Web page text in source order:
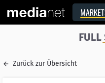
FULL
Zurück zur Übersicht